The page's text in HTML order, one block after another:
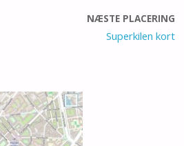
NÆSTE PLACERING
Superkilen kort